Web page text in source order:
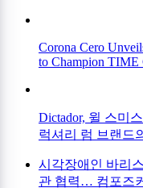
Corona Cero
to Champion TIME
Dictador, 윌 스미
럭셔리 럼 브랜드
시각장애인 바리
관 협력… 컴포즈